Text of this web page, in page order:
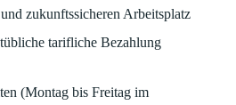
und zukunftssicheren Arbeitsplatz
tarifliche Bezahlung
(Montag bis Freitag im